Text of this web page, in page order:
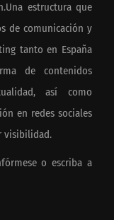
estructura que
de comunicación y
tanto en España
de contenidos
así como
en redes sociales
visibilidad.
o escriba a